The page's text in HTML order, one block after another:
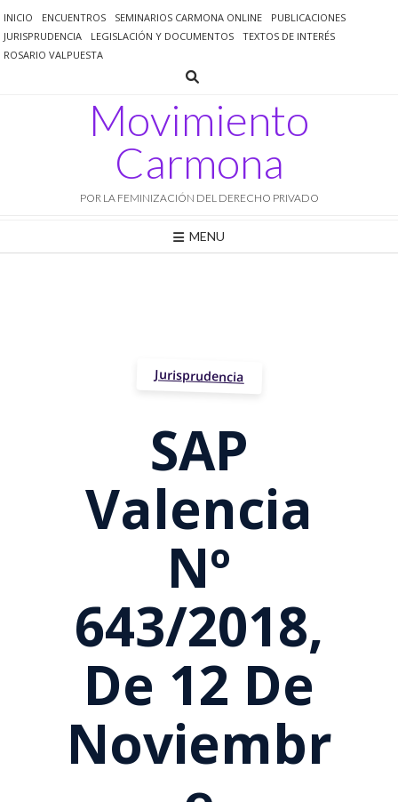
al
contenido
INICIO ENCUENTROS SEMINARIOS CARMONA ONLINE
PUBLICACIONES
JURISPRUDENCIA
LEGISLACIÓN Y DOCUMENTOS
TEXTOS DE INTERÉS
ROSARIO VALPUESTA
Movimiento
Carmona
POR LA FEMINIZACIÓN DEL DERECHO PRIVADO
MENU
Jurisprudencia
SAP
Valencia
Nº
643/2018,
De 12 De
Noviembr